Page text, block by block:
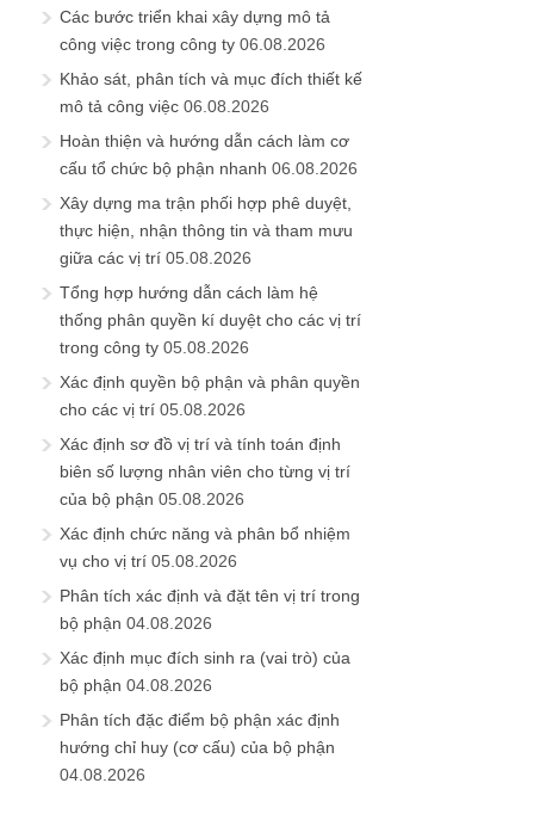
Các bước triển khai xây dựng mô tả
công việc trong công ty 06.08.2026
Khảo sát, phân tích và mục đích thiết kế
mô tả công việc 06.08.2026
Hoàn thiện và hướng dẫn cách làm cơ
cấu tổ chức bộ phận nhanh 06.08.2026
Xây dựng ma trận phối hợp phê duyệt,
thực hiện, nhận thông tin và tham mưu
giữa các vị trí 05.08.2026
Tổng hợp hướng dẫn cách làm hệ
thống phân quyền kí duyệt cho các vị trí
trong công ty 05.08.2026
Xác định quyền bộ phận và phân quyền
cho các vị trí 05.08.2026
Xác định sơ đồ vị trí và tính toán định
biên số lượng nhân viên cho từng vị trí
của bộ phận 05.08.2026
Xác định chức năng và phân bổ nhiệm
vụ cho vị trí 05.08.2026
Phân tích xác định và đặt tên vị trí trong
bộ phận 04.08.2026
Xác định mục đích sinh ra (vai trò) của
bộ phận 04.08.2026
Phân tích đặc điểm bộ phận xác định
hướng chỉ huy (cơ cấu) của bộ phận
04.08.2026